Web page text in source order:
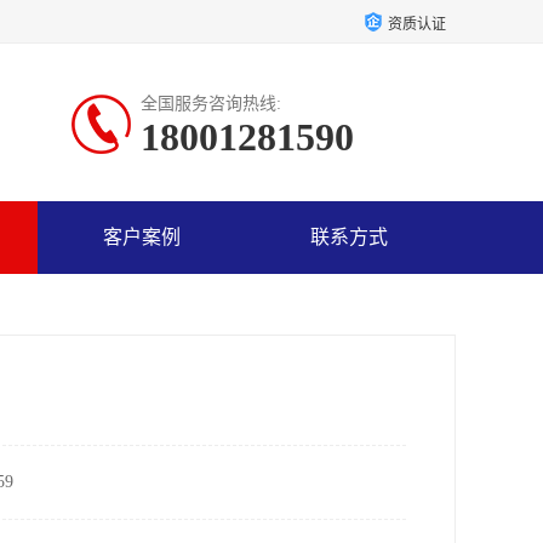
资质认证
全国服务咨询热线:
18001281590
客户案例 联系方式